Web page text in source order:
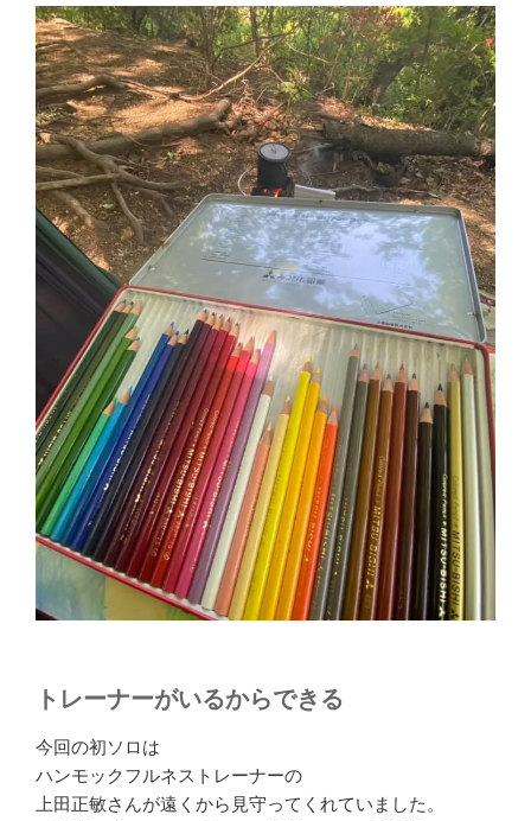
トレーナーがいるからできる
今回の初ソロは
ハンモックフルネストレーナーの
上田正敏さんが遠くから見守ってくれていました。